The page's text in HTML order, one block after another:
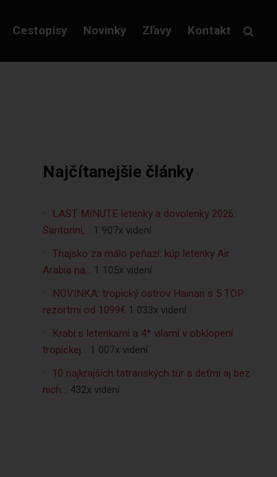
Cestopisy Novinky Zľavy Kontakt
Najčítanejšie články
LAST MINUTE letenky a dovolenky 2026:
Santorini,… 1 907x videní
Thajsko za málo peňazí: kúp letenky Air
Arabia na… 1 105x videní
NOVINKA: tropický ostrov Hainan s 5 TOP
rezortmi od 1099€ 1 033x videní
Krabi s letenkami a 4* vilami v obklopení
tropickej… 1 007x videní
10 najkrajších tatranských túr s deťmi aj bez
nich… 432x videní